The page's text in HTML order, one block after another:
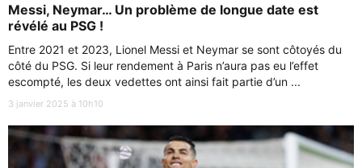
Messi, Neymar… Un problème de longue date est
révélé au PSG !
Entre 2021 et 2023, Lionel Messi et Neymar se sont côtoyés du
côté du PSG. Si leur rendement à Paris n’aura pas eu l’effet
escompté, les deux vedettes ont ainsi fait partie d’un ...
3 janvier 2025 à 10h10